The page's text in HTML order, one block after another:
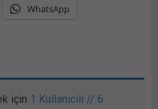
WhatsApp
için 1 Kullanıcılı // 6